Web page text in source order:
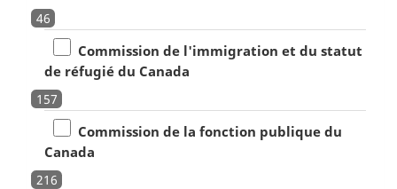
46
Commission de l'immigration et du statut
de réfugié du Canada
157
Commission de la fonction publique du
Canada
216